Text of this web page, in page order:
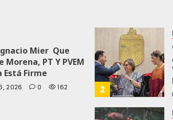
Mier Que
Morena, PT Y PVEM
Está Firme
2026 0 162 2